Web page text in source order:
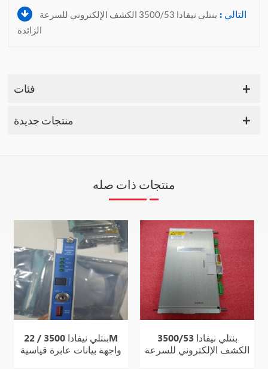
التالي :
بنتلي نيفادا 3500/53 الكشف الإلكتروني للسرعة
الزائدة
فئات
منتجات جديدة
منتجات ذات صله
بنتلي نيفادا 3500 / 22M
واجهة بيانات عابرة قياسية
بنتلي نيفادا 3500/53
الكشف الإلكتروني للسرعة